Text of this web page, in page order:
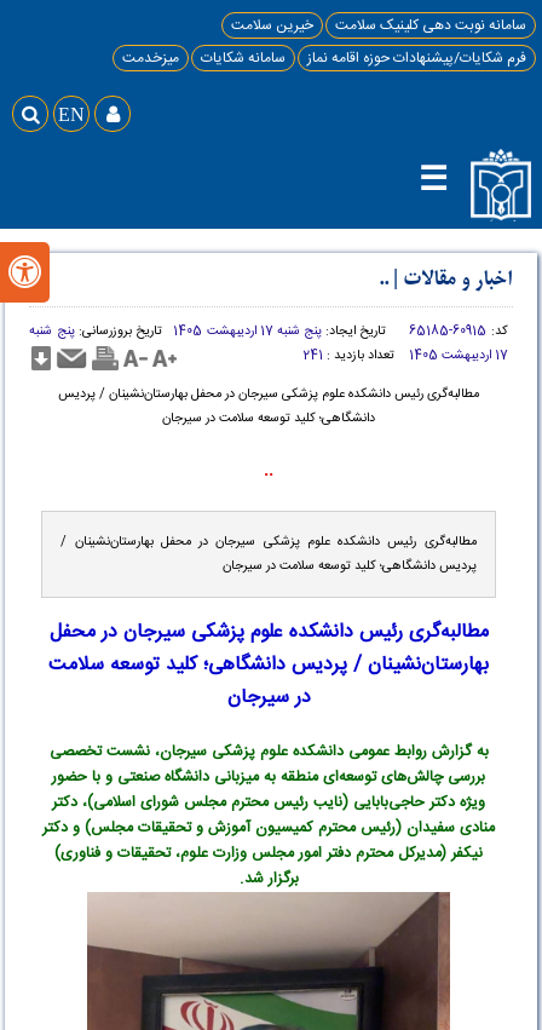
سامانه نوبت دهی کلینیک سلامت
خیرین سلامت
فرم شکایات/پیشنهادات حوزه اقامه نماز
سامانه شکایات میزخدمت
 EN 
☰
اخبار و مقالات |
..
کد: 60915-65185 تاریخ ایجاد: پنج شنبه 17 اردیبهشت 1405 تاریخ بروزرسانی:پنج شنبه
17 اردیبهشت 1405
تعداد بازدید : 241
مطالبه‌گری رئیس دانشکده علوم پزشکی سیرجان در محفل بهارستان‌نشینان / پردیس
دانشگاهی؛ کلید توسعه سلامت در سیرجان
..
مطالبه‌گری رئیس دانشکده علوم پزشکی سیرجان در محفل بهارستان‌نشینان /
پردیس دانشگاهی؛ کلید توسعه سلامت در سیرجان
مطالبه‌گری رئیس دانشکده علوم پزشکی سیرجان در محفل
بهارستان‌نشینان / پردیس دانشگاهی؛ کلید توسعه سلامت
در سیرجان
به گزارش روابط عمومی دانشکده علوم پزشکی سیرجان، نشست تخصصی
بررسی چالش‌های توسعه‌ای منطقه به میزبانی دانشگاه صنعتی و با حضور
ویژه دکتر حاجی‌بابایی (نایب رئیس محترم مجلس شورای اسلامی)، دکتر
منادی سفیدان (رئیس محترم کمیسیون آموزش و تحقیقات مجلس) و دکتر
نیکفر (مدیرکل محترم دفتر امور مجلس وزارت علوم، تحقیقات و فناوری)
برگزار شد.
